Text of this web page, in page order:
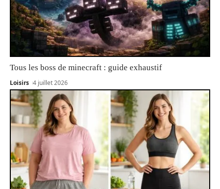
Tous les boss de minecraft : guide exhaustif
Loisirs 4 juillet 2026